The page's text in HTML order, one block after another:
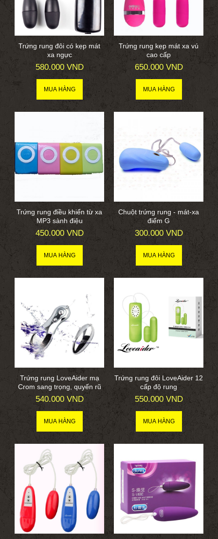
Trứng rung đôi có kẹp mát
xa ngực
580.000 VND
Trứng rung kẹp mát xa vú
cao cấp
650.000 VND
Trứng rung điều khiển từ xa
MP3 sành điệu
450.000 VND
Chuột trứng rung - mát-xa
điểm G
300.000 VND
Trứng rung LoveAider mạ
Crom sang trọng, quyến rũ
540.000 VND
Trứng rung đôi LoveAider 12
cấp độ rung
550.000 VND